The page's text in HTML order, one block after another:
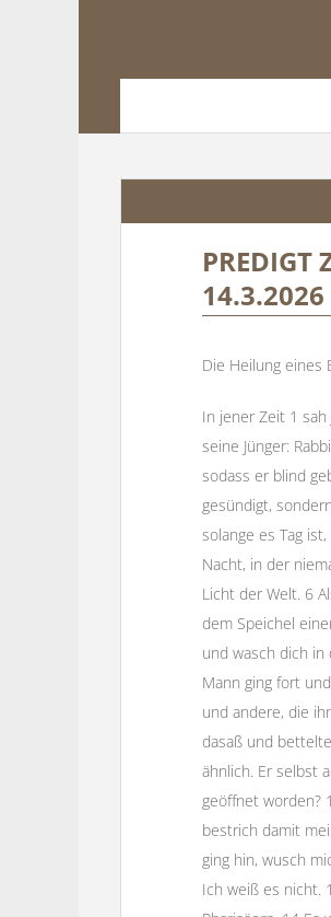
PREDIGT
14.3.2026
Die Heilung eines
In jener Zeit 1
seine Jünger:
sodass er blind
gesündigt,
solange es Tag
Nacht, in der
Licht der Welt. 6
dem Speichel
und wasch dich in
Mann ging fort
und andere, die
dasaß und
ähnlich. Er selbst
geöffnet worden?
bestrich damit
ging hin, wusch
Ich weiß es nicht.